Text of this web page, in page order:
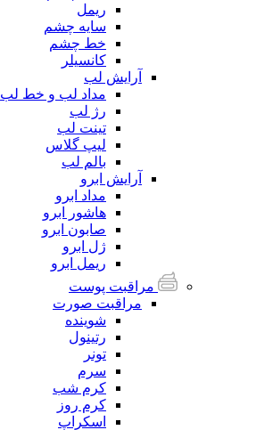
ریمل
سایه چشم
خط چشم
کانسیلر
آرایش لب
مداد لب و خط لب
رژ لب
تینت لب
لیپ گلاس
بالم لب
آرایش ابرو
مداد ابرو
هاشور ابرو
صابون ابرو
ژل ابرو
ریمل ابرو
مراقبت پوست
مراقبت صورت
شوینده
رتینول
تونر
سرم
کرم شب
کرم روز
اسکراپ